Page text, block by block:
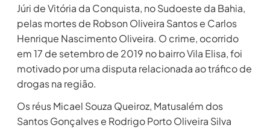
Júri de Vitória da Conquista, no Sudoeste da Bahia,
pelas mortes de Robson Oliveira Santos e Carlos
Henrique Nascimento Oliveira. O crime, ocorrido
em 17 de setembro de 2019 no bairro Vila Elisa, foi
motivado por uma disputa relacionada ao tráfico de
drogas na região.
Os réus Micael Souza Queiroz, Matusalém dos
Santos Gonçalves e Rodrigo Porto Oliveira Silva